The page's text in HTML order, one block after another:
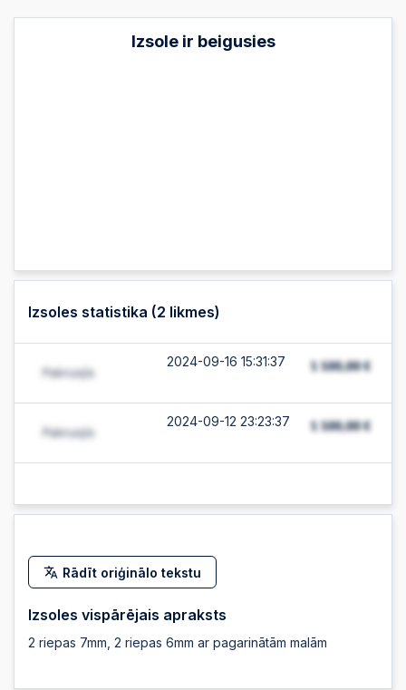
Izsole ir beigusies
Izsoles statistika (2 likmes)
2024-09-16 15:31:37
2024-09-12 23:23:37
Rādīt oriģinālo tekstu
Izsoles vispārējais apraksts
2 riepas 7mm, 2 riepas 6mm ar pagarinātām malām